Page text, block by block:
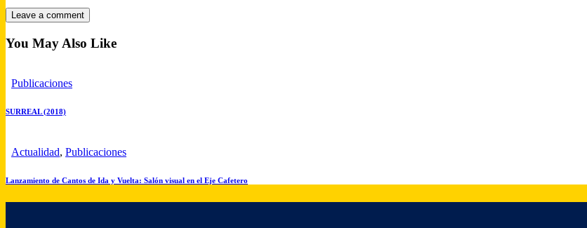
You May Also Like
Publicaciones
SURREAL (2018)
Actualidad, Publicaciones
Lanzamiento de Cantos de Ida y Vuelta: Salón visual en el Eje Cafetero